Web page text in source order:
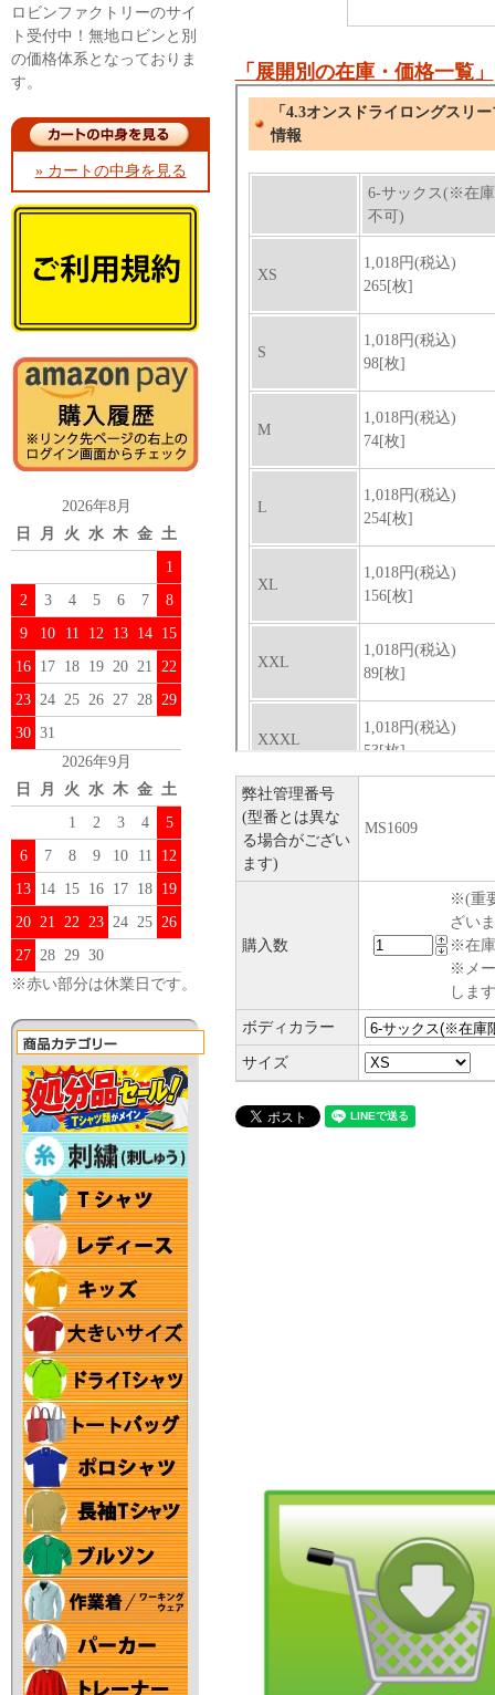
ロビンファクトリーのサイ
ト受付中！無地ロビンと別
の価格体系となっておりま
す。
» カートの中身を見る
2026年8月
日
月 火 水 木 金 土
1
2
3 4 5 6 7
8
9
10 11 12 13 14 15
16 17 18 19 20 21 22
23 24 25 26 27 28 29
30 31
2026年9月
日
月 火 水 木 金 土
1
2 3 4
5
6
7 8 9 10 11
12
13 14 15 16 17 18 19
20 21 22 23 24 25 26
27 28 29 30
※赤い部分は休業日です。
「展開別の在庫・価格一覧」
弊社管理番号
(型番とは異な
る場合がござい
ます)
MS1609
購入数
※(重
ざい
※在庫
※メー
しま
ボディカラー
サイズ